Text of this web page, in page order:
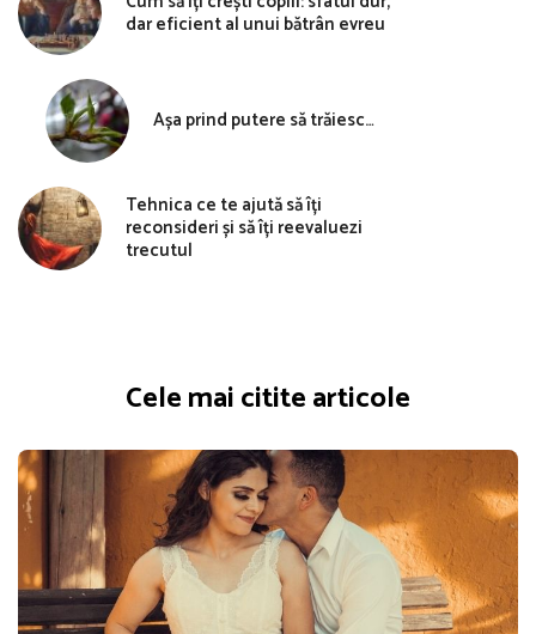
dar eficient al unui bătrân evreu
Așa prind putere să trăiesc…
Tehnica ce te ajută să îți
reconsideri și să îți reevaluezi
trecutul
Cele mai citite articole